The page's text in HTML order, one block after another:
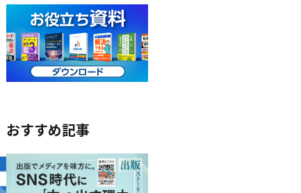
おすすめ記事